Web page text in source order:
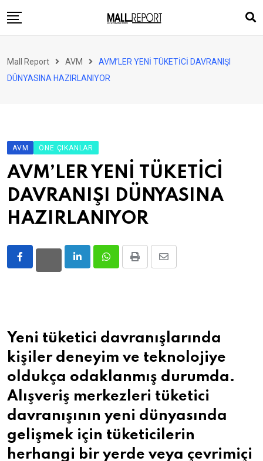
to
Perakende
Ürün ve Hizmet
Enerji
Haber
Gündem
Mall Report AVM
AVM’LER YENİ TÜKETİCİ DAVRANIŞI
DÜNYASINA HAZIRLANIYOR
AVM ÖNE ÇIKANLAR
AVM’LER YENİ TÜKETİCİ
DAVRANIŞI DÜNYASINA
HAZIRLANIYOR
LinkedInWhatsappPrint
Share
Yeni tüketici davranışlarında
kişiler deneyim ve teknolojiye
oldukça odaklanmış durumda.
Alışveriş merkezleri tüketici
davranışının yeni dünyasında
gelişmek için tüketicilerin
herhangi bir yerde veya çevrimiçi